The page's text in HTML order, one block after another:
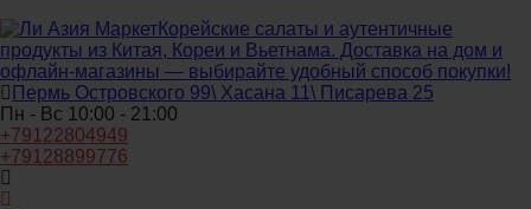
Корейские салаты и аутентичные
продукты из Китая, Кореи и Вьетнама. Доставка на дом и
офлайн‑магазины — выбирайте удобный способ покупки!
Пермь Островского 99\ Хасана 11\ Писарева 25
Пн - Вс 10:00 - 21:00
+79122804949
+79128899776